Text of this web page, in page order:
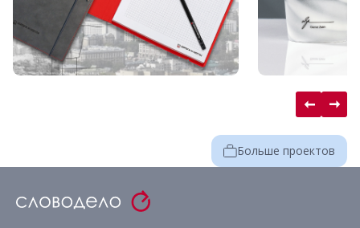
Больше проектов